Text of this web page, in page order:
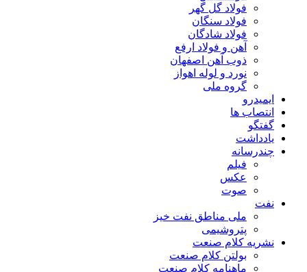
فولاد گل گهر
فولاد سنگان
فولاد شادگان
آهن و فولاد ارفع
ذوب آهن اصفهان
نورد و لوله اهواز
گروه ملی
ایمیدرو
انتصاب ها
گفتگو
یادداشت
چندرسانه
فیلم
عکس
صوت
نفت
ملی مناطق نفت خیز
پتروشیمی
نشریه کلام صنعت
بولتن کلام صنعت
ماهنامه کلام صنعت